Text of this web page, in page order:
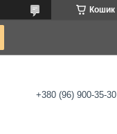
Кошик
+380 (96) 900-35-30